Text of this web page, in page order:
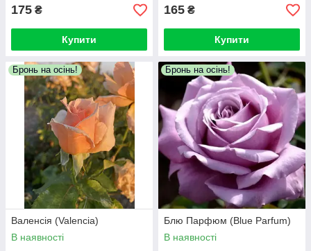
175 ₴
Купити
165 ₴
Купити
Бронь на осінь!
Валенсія (Valencia)
В наявності
Бронь на осінь!
Блю Парфюм (Blue Parfum)
В наявності